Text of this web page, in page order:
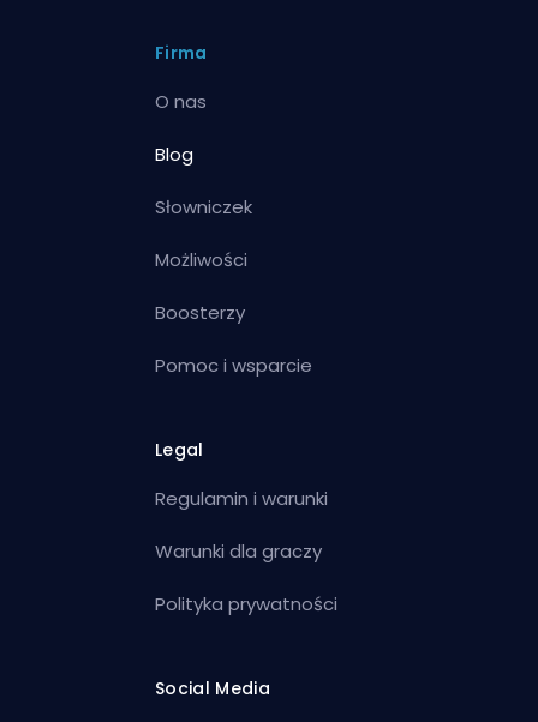
Firma
O nas
Blog
Słowniczek
Możliwości
Boosterzy
Pomoc i wsparcie
Legal
Regulamin i warunki
Warunki dla graczy
Polityka prywatności
Social Media